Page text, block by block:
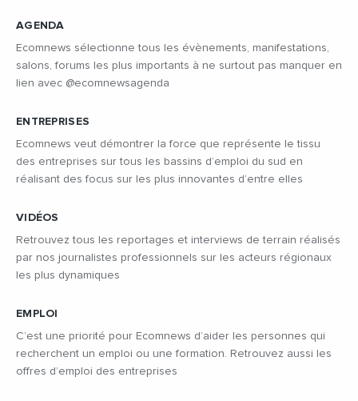
AGENDA
Ecomnews sélectionne tous les évènements, manifestations,
salons, forums les plus importants à ne surtout pas manquer en
lien avec @ecomnewsagenda
ENTREPRISES
Ecomnews veut démontrer la force que représente le tissu
des entreprises sur tous les bassins d’emploi du sud en
réalisant des focus sur les plus innovantes d’entre elles
VIDÉOS
Retrouvez tous les reportages et interviews de terrain réalisés
par nos journalistes professionnels sur les acteurs régionaux
les plus dynamiques
EMPLOI
C’est une priorité pour Ecomnews d’aider les personnes qui
recherchent un emploi ou une formation. Retrouvez aussi les
offres d’emploi des entreprises